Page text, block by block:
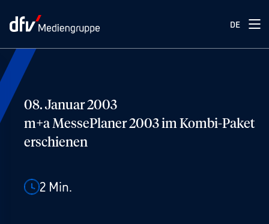
DE
08. Januar 2003
m+a MessePlaner 2003 im Kombi-Paket
erschienen
2 Min.